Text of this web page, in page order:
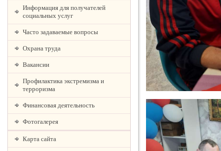
Информация для получателей
социальных услуг
Часто задаваемые вопросы
Охрана труда
Вакансии
Профилактика экстремизма и
терроризма
Финансовая деятельность
Фотогалерея
Карта сайта